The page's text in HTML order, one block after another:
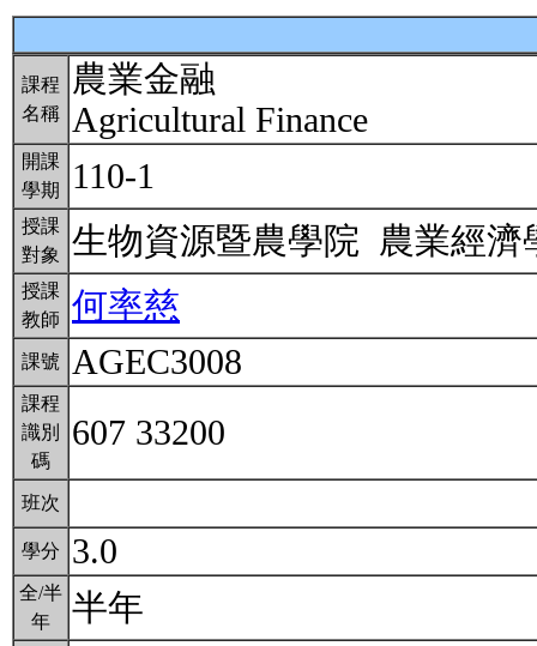
課程
名稱
農業金融
Agricultural Finance
開課
學期
110-1
授課
對象
生物資源暨農學院 農業經
授課
教師
何率慈
課號 AGEC3008
課程
識別
碼
607 33200
班次
學分 3.0
全/半
年
半年